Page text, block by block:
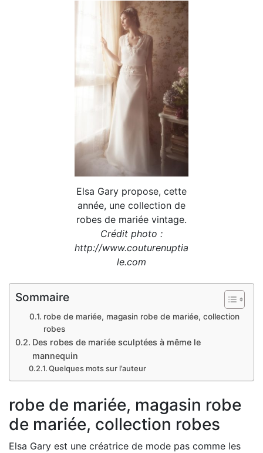
Elsa Gary propose, cette
année, une collection de
robes de mariée vintage.
Crédit photo :
http://www.couturenuptia
le.com
Sommaire
robe de mariée, magasin robe de mariée, collection
robes
Des robes de mariée sculptées à même le
mannequin
Quelques mots sur l’auteur
robe de mariée, magasin robe
de mariée, collection robes
Elsa Gary est une créatrice de mode pas comme les